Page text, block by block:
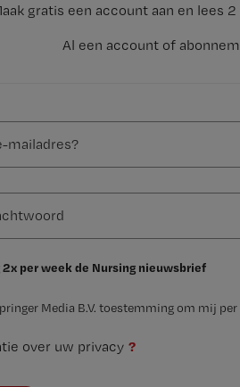
gratis een account aan en lees
Al een account of
2x per week de Nursing nieuwsbrief
Media B.V. toestemming om mij
over uw privacy ?